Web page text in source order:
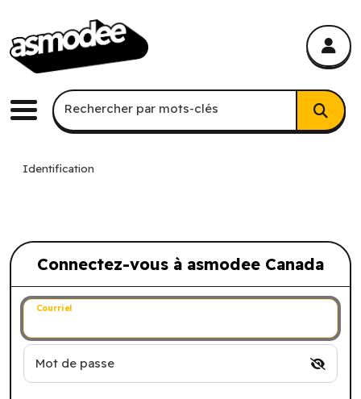
Menu
Recherche par mots-clés
Rechercher par mots-clés
Identification
Connectez-vous à asmodee Canada
Connectez-vous à asmodee Canada
Courriel
Mot de passe